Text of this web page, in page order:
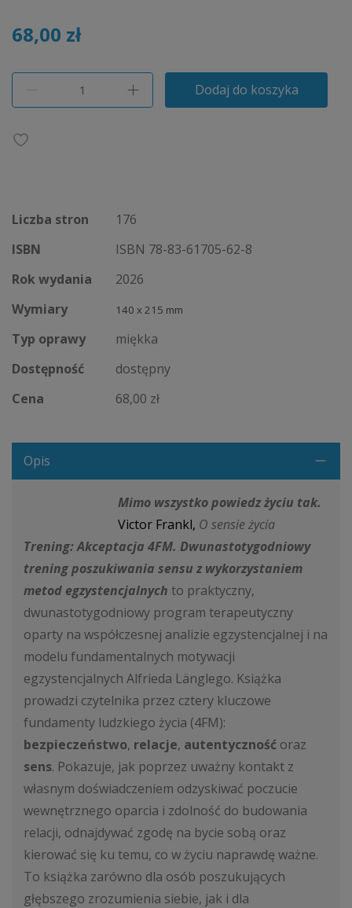
68,00 zł
Dodaj do koszyka
Liczba stron
176
ISBN
ISBN 78-83-61705-62-8
Rok wydania
2026
Wymiary
140 x 215 mm
Typ oprawy
miękka
Dostępność
dostępny
Cena
68,00 zł
Opis
Mimo wszystko powiedz życiu tak.
Victor Frankl, O sensie życia
Trening: Akceptacja 4FM. Dwunastotygodniowy
trening poszukiwania sensu z wykorzystaniem
metod egzystencjalnych to praktyczny,
dwunastotygodniowy program terapeutyczny
oparty na współczesnej analizie egzystencjalnej i na
modelu fundamentalnych motywacji
egzystencjalnych Alfrieda Länglego. Książka
prowadzi czytelnika przez cztery kluczowe
fundamenty ludzkiego życia (4FM):
bezpieczeństwo, relacje, autentyczność oraz
sens. Pokazuje, jak poprzez uważny kontakt z
własnym doświadczeniem odzyskiwać poczucie
wewnętrznego oparcia i zdolność do budowania
relacji, odnajdywać zgodę na bycie sobą oraz
kierować się ku temu, co w życiu naprawdę ważne.
To książka zarówno dla osób poszukujących
głębszego zrozumienia siebie, jak i dla